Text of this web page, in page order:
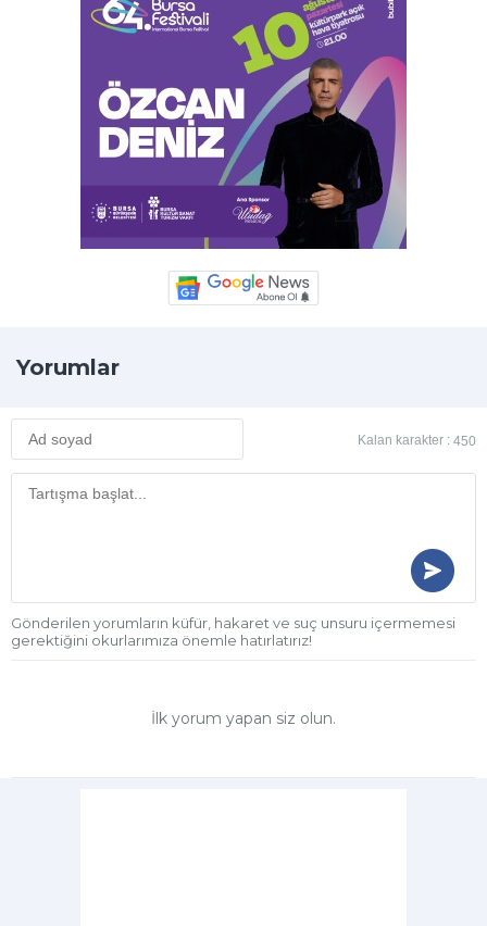
Yorumlar
Kalan karakter : 450
Gönderilen yorumların küfür, hakaret ve suç unsuru içermemesi
gerektiğini okurlarımıza önemle hatırlatırız!
İlk yorum yapan siz olun.